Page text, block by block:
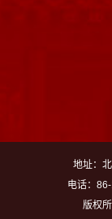
地址：
电话：
版权